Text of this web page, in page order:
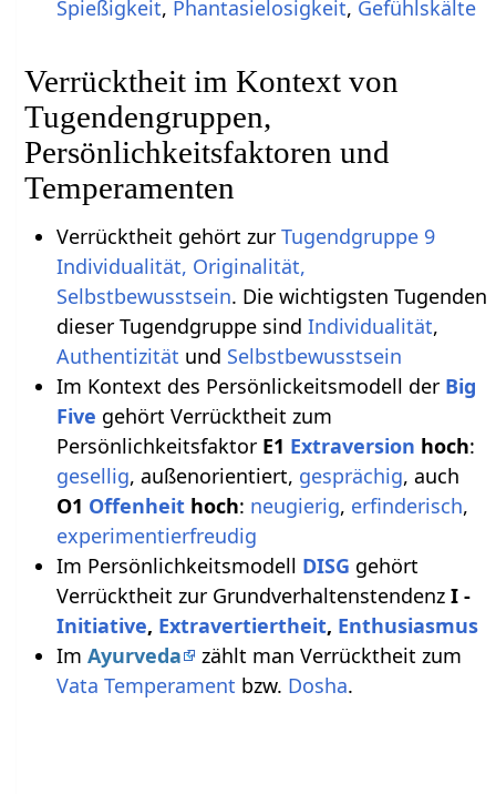
Spießigkeit, Phantasielosigkeit, Gefühlskälte
Verrücktheit im Kontext von
Tugendengruppen,
Persönlichkeitsfaktoren und
Temperamenten
Verrücktheit gehört zur Tugendgruppe 9
Individualität, Originalität,
Selbstbewusstsein. Die wichtigsten Tugenden
dieser Tugendgruppe sind Individualität,
Authentizität und Selbstbewusstsein
Im Kontext des Persönlickeitsmodell der Big
Five gehört Verrücktheit zum
Persönlichkeitsfaktor E1 Extraversion hoch:
gesellig, außenorientiert, gesprächig, auch
O1 Offenheithoch: neugierig, erfinderisch,
experimentierfreudig
Im Persönlichkeitsmodell DISG gehört
Verrücktheit zur Grundverhaltenstendenz I -
Initiative, Extravertiertheit, Enthusiasmus
Im Ayurveda
zählt man Verrücktheit zum
Vata Temperament bzw. Dosha.